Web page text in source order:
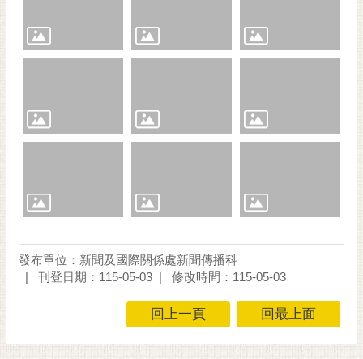
發布單位：新聞及國際關係處新聞傳播科
刊登日期：115-05-03
修改時間：115-05-03
回上一頁 回最上面